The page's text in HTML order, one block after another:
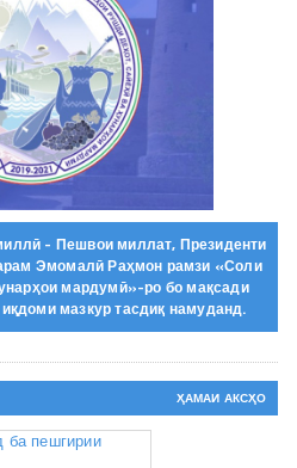
- Пешвои миллат, Президенти
Эмомалӣ Раҳмон рамзи «Соли
мардумӣ»-ро бо мақсади
мазкур тасдиқ намуданд.
ҲАМАИ АКСҲО